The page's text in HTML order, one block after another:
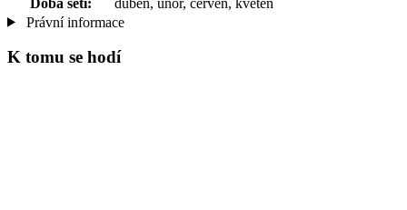
Právní informace
K tomu se hodí